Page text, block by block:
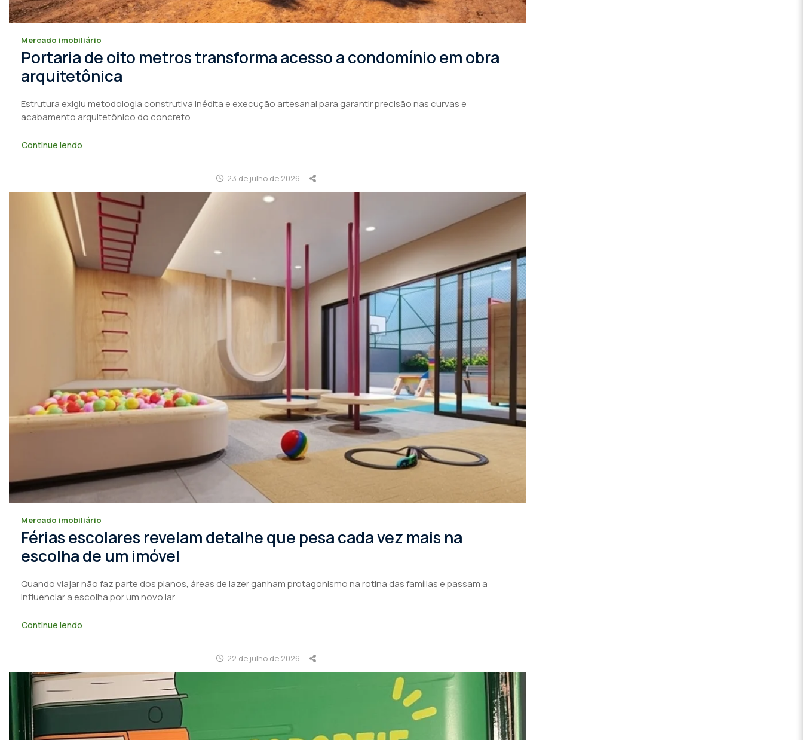
Mercado imobiliário
Portaria de oito metros transforma acesso a condomínio em obra
arquitetônica
Estrutura exigiu metodologia construtiva inédita e execução artesanal para garantir precisão nas curvas e
acabamento arquitetônico do concreto
Continue lendo
23 de julho de 2026
Mercado imobiliário
Férias escolares revelam detalhe que pesa cada vez mais na
escolha de um imóvel
Quando viajar não faz parte dos planos, áreas de lazer ganham protagonismo na rotina das famílias e passam a
influenciar a escolha por um novo lar
Continue lendo
22 de julho de 2026